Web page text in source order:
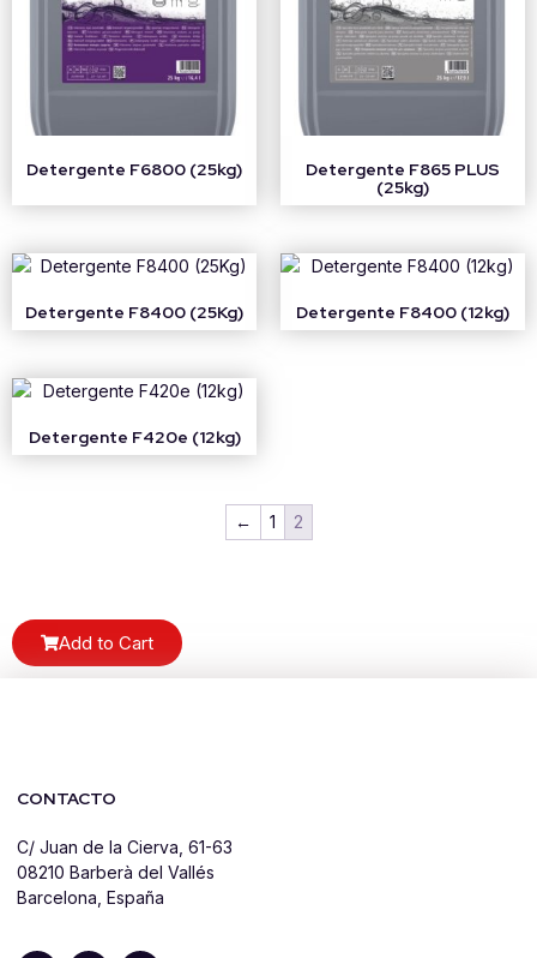
Detergente F6800 (25kg)
Detergente F865 PLUS
(25kg)
Detergente F8400 (25Kg) Detergente F8400 (12kg)
Detergente F420e (12kg)
← 1 2
Add to Cart
CONTACTO
C/ Juan de la Cierva, 61-63
08210 Barberà del Vallés
Barcelona, España